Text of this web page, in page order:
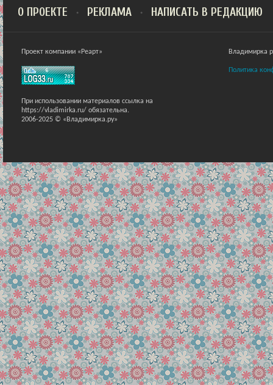
О ПРОЕКТЕ РЕКЛАМА НАПИСАТЬ В РЕДАКЦИЮ
Проект компании «Реарт»
При использовании материалов ссылка на
https://vladimirka.ru/ обязательна.
2006-2025 © «Владимирка.ру»
Владимирка
Политика